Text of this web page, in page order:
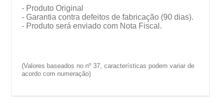
- Produto Original
- Garantia contra defeitos de fabricação (90 dias).
- Produto será enviado com Nota Fiscal.
(Valores baseados no nº 37, características podem variar de
acordo com numeração)